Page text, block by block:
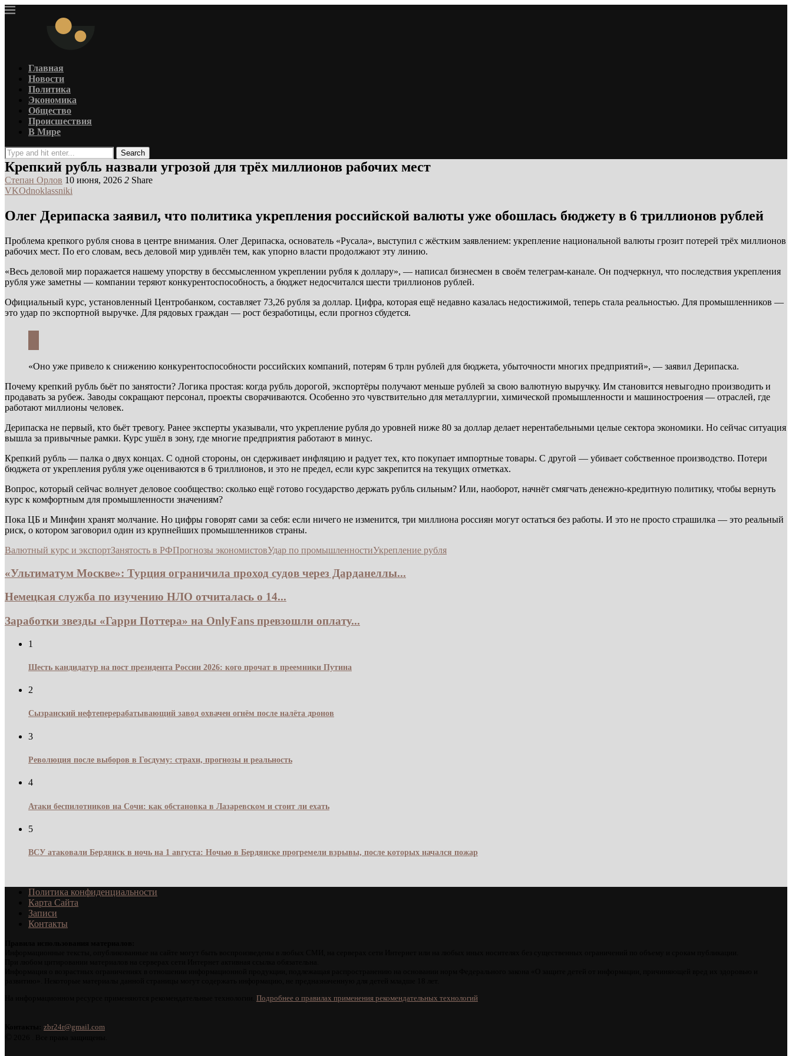
Главная
Новости
Политика
Экономика
Общество
Происшествия
В Мире
Search
Крепкий рубль назвали угрозой для трёх миллионов рабочих мест
Степан Орлов 10 июня, 2026 2 Share
VKOdnoklassniki
Олег Дерипаска заявил, что политика укрепления российской валюты уже обошлась бюджету в 6 триллионов рублей
Проблема крепкого рубля снова в центре внимания. Олег Дерипаска, основатель «Русала», выступил с жёстким заявлением: укрепление национальной валюты грозит потерей трёх миллионов
рабочих мест. По его словам, весь деловой мир удивлён тем, как упорно власти продолжают эту линию.
«Весь деловой мир поражается нашему упорству в бессмысленном укреплении рубля к доллару», — написал бизнесмен в своём телеграм-канале. Он подчеркнул, что последствия укрепления
рубля уже заметны — компании теряют конкурентоспособность, а бюджет недосчитался шести триллионов рублей.
Официальный курс, установленный Центробанком, составляет 73,26 рубля за доллар. Цифра, которая ещё недавно казалась недостижимой, теперь стала реальностью. Для промышленников —
это удар по экспортной выручке. Для рядовых граждан — рост безработицы, если прогноз сбудется.
«Оно уже привело к снижению конкурентоспособности российских компаний, потерям 6 трлн рублей для бюджета, убыточности многих предприятий», — заявил Дерипаска.
Почему крепкий рубль бьёт по занятости? Логика простая: когда рубль дорогой, экспортёры получают меньше рублей за свою валютную выручку. Им становится невыгодно производить и
продавать за рубеж. Заводы сокращают персонал, проекты сворачиваются. Особенно это чувствительно для металлургии, химической промышленности и машиностроения — отраслей, где
работают миллионы человек.
Дерипаска не первый, кто бьёт тревогу. Ранее эксперты указывали, что укрепление рубля до уровней ниже 80 за доллар делает нерентабельными целые сектора экономики. Но сейчас ситуация
вышла за привычные рамки. Курс ушёл в зону, где многие предприятия работают в минус.
Крепкий рубль — палка о двух концах. С одной стороны, он сдерживает инфляцию и радует тех, кто покупает импортные товары. С другой — убивает собственное производство. Потери
бюджета от укрепления рубля уже оцениваются в 6 триллионов, и это не предел, если курс закрепится на текущих отметках.
Вопрос, который сейчас волнует деловое сообщество: сколько ещё готово государство держать рубль сильным? Или, наоборот, начнёт смягчать денежно-кредитную политику, чтобы вернуть
курс к комфортным для промышленности значениям?
Пока ЦБ и Минфин хранят молчание. Но цифры говорят сами за себя: если ничего не изменится, три миллиона россиян могут остаться без работы. И это не просто страшилка — это реальный
риск, о котором заговорил один из крупнейших промышленников страны.
Валютный курс и экспортЗанятость в РФПрогнозы экономистовУдар по промышленностиУкрепление рубля
«Ультиматум Москве»: Турция ограничила проход судов через Дарданеллы...
Немецкая служба по изучению НЛО отчиталась о 14...
Заработки звезды «Гарри Поттера» на OnlyFans превзошли оплату...
1
Шесть кандидатур на пост президента России 2026: кого прочат в преемники Путина
2
Сызранский нефтеперерабатывающий завод охвачен огнём после налёта дронов
3
Революция после выборов в Госдуму: страхи, прогнозы и реальность
4
Атаки беспилотников на Сочи: как обстановка в Лазаревском и стоит ли ехать
5
ВСУ атаковали Бердянск в ночь на 1 августа: Ночью в Бердянске прогремели взрывы, после которых начался пожар
Политика конфиденциальности
Карта Сайта
Записи
Контакты
Подробнее о правилах применения рекомендательных технологий
zbr24r@gmail.com